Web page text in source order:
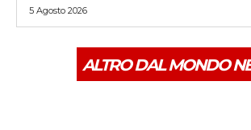
5 Agosto 2026
ALTRO DAL MONDO